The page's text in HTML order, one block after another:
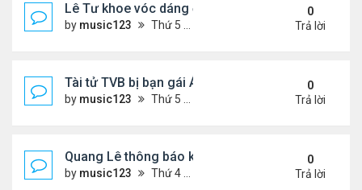
Lê Tư khoe vóc dáng ở châu Âu
by music123 Thứ 5 Tháng 7 30, 2026 6:23 pm
0
Trả lời
Tài tử TVB bị bạn gái Á hậu phản bội giờ ra sao?
by music123 Thứ 5 Tháng 7 30, 2026 6:18 pm
0
Trả lời
Quang Lê thông báo khẩn cấp
by music123 Thứ 4 Tháng 7 29, 2026 5:52 pm
0
Trả lời